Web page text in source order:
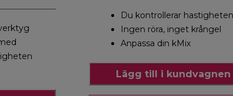
Du kontrollerar hastigheten
Ingen röra, inget krångel
Anpassa din kMix
Lägg till i kundvagnen